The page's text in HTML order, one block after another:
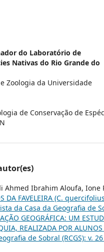
do Laboratório de
Nativas do Rio Grande do
Zoologia da Universidade
de Conservação de
Ahmed Ibrahim Aloufa, Ione
DA FAVELEIRA (C.
da Casa da Geografia de
GEOGRÁFICA: UM
REALIZADA POR
de Sobral (RCGS): v.